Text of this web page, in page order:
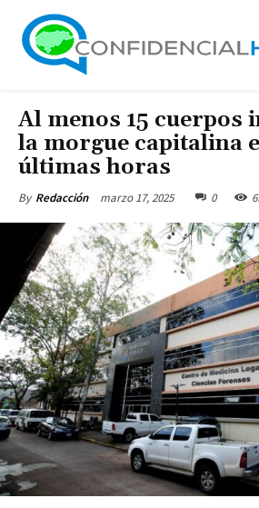
Al menos 15 cuerpos
la morgue capitalina
últimas horas
By Redacción marzo 17, 2025 0